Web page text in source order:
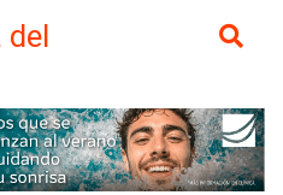
del